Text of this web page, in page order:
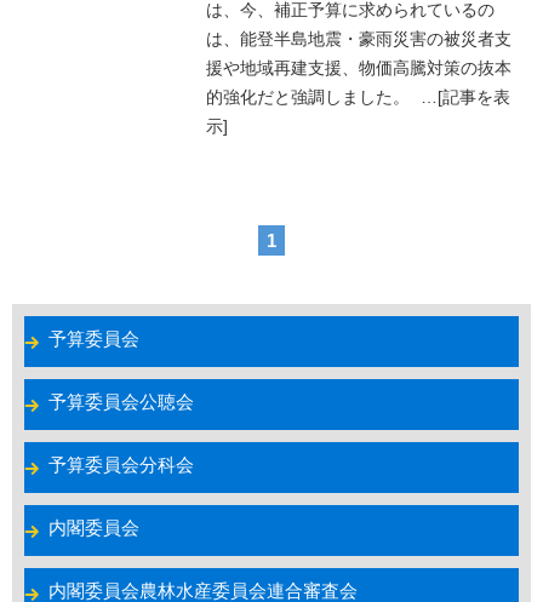
は、今、補正予算に求められているの
は、能登半島地震・豪雨災害の被災者支
援や地域再建支援、物価高騰対策の抜本
的強化だと強調しました。
… [記事を表
示]
1
予算委員会
予算委員会公聴会
予算委員会分科会
内閣委員会
内閣委員会農林水産委員会連合審査会